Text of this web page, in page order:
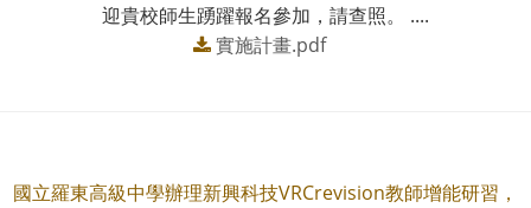
迎貴校師生踴躍報名參加，請查照。 ....
實施計畫.pdf
國立羅東高級中學辦理新興科技VRCrevision教師增能研習，